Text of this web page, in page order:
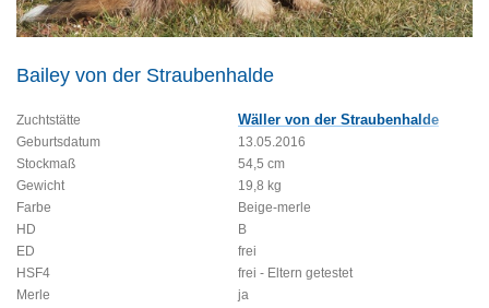
Bailey von der Straubenhalde
Zuchtstätte Wäller von der Straubenhalde
Geburtsdatum
13.05.2016
Stockmaß
54,5 cm
Gewicht
19,8 kg
Farbe
Beige-merle
HD
B
ED
frei
HSF4
frei - Eltern getestet
Merle
ja